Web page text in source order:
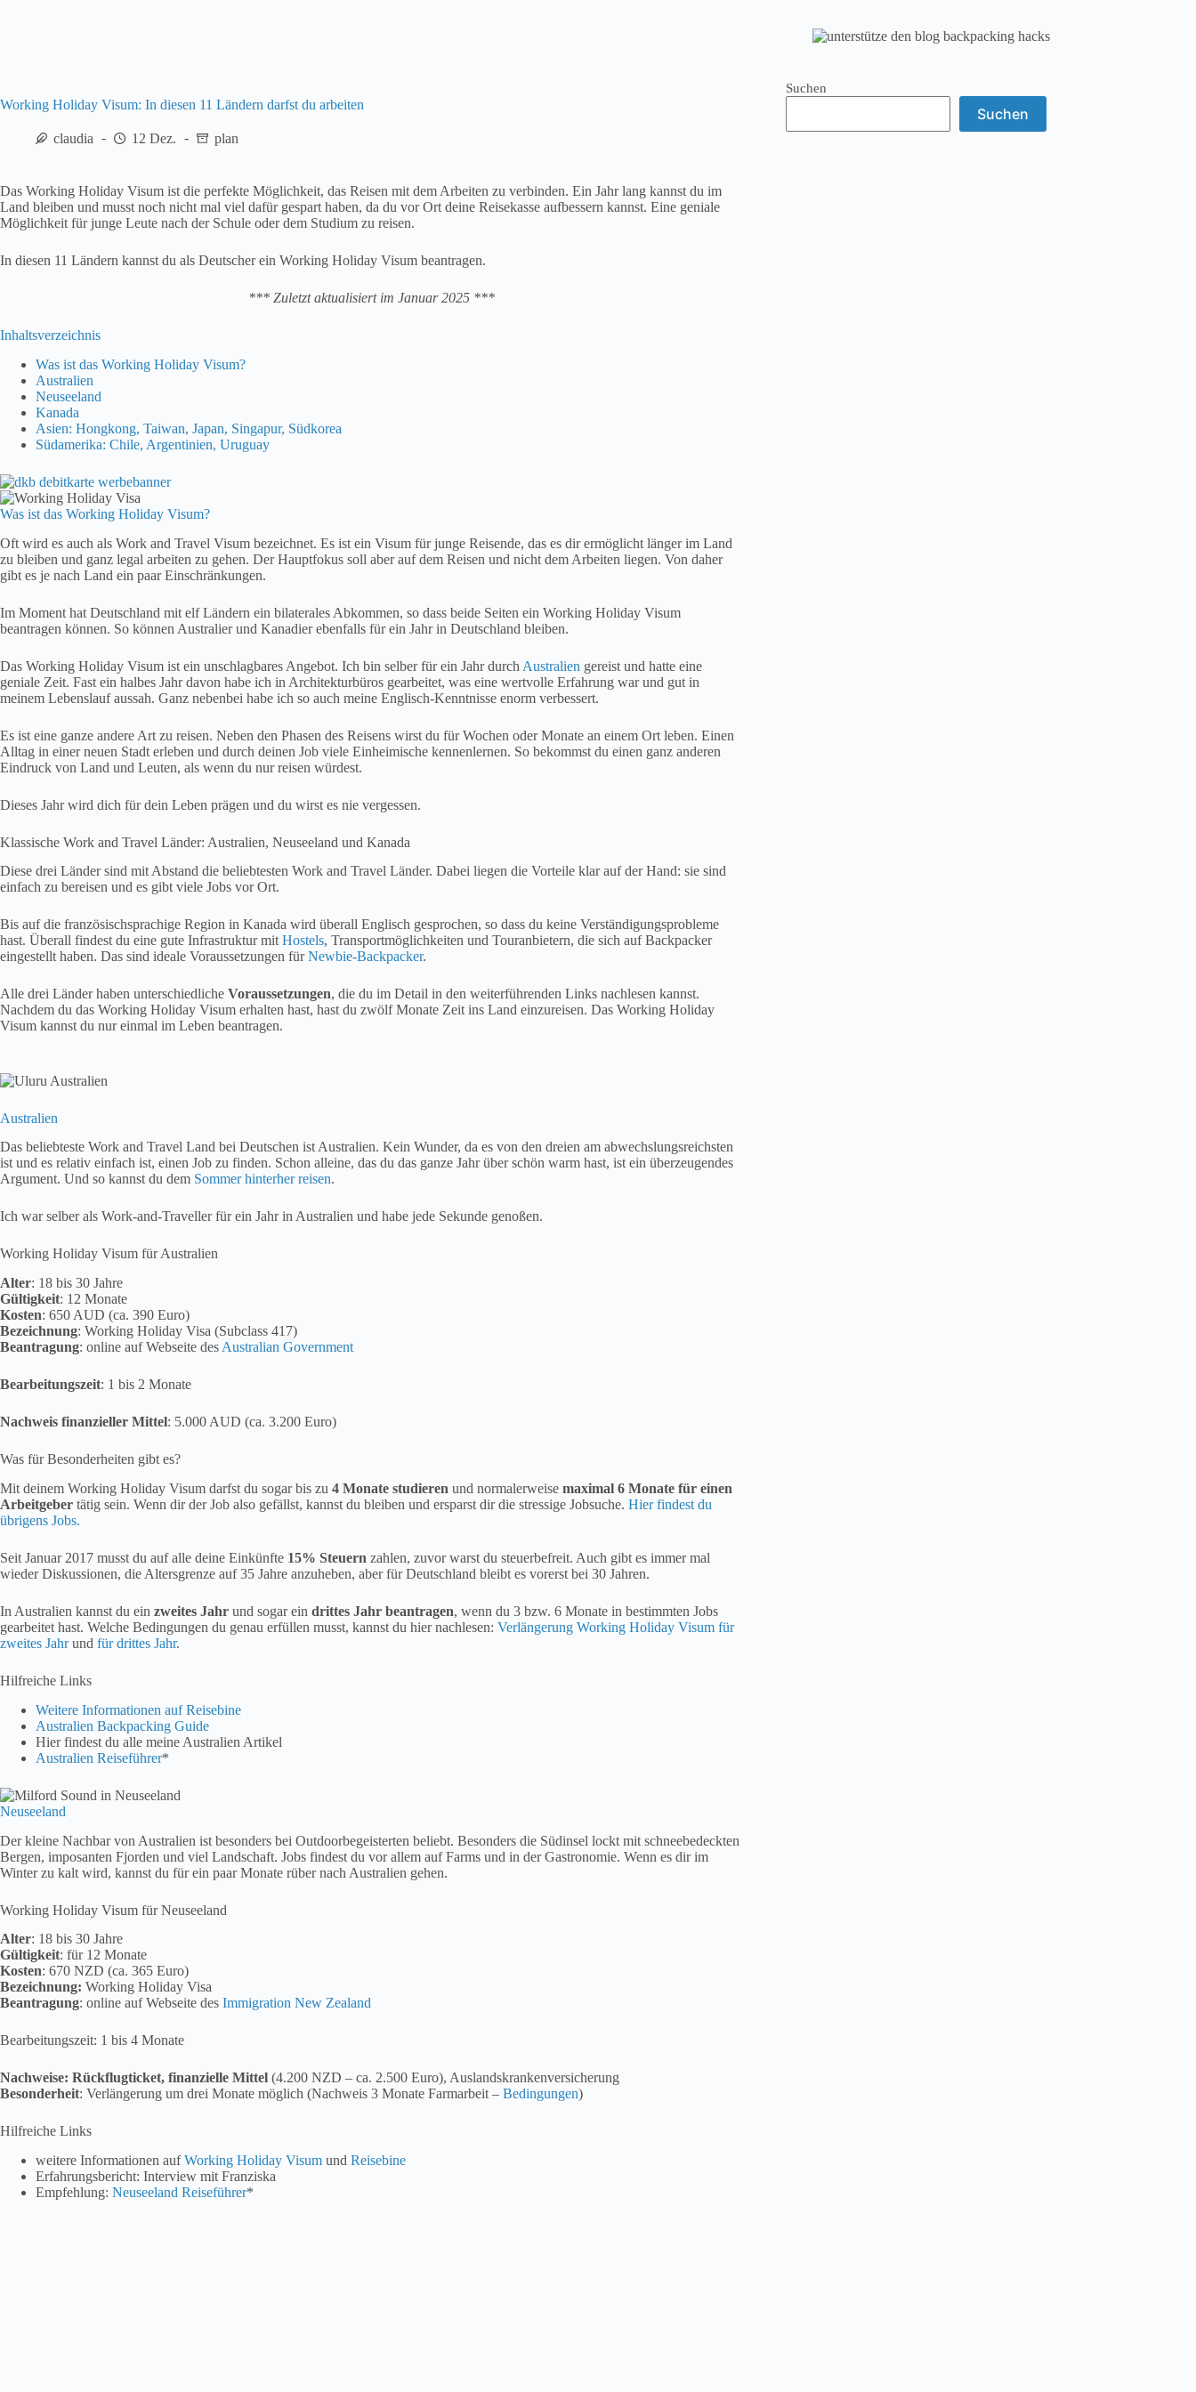
Working Holiday Visum: In diesen 11 Ländern darfst du arbeiten
claudia 12 Dez. plan
Das Working Holiday Visum ist die perfekte Möglichkeit, das Reisen mit dem Arbeiten zu verbinden. Ein Jahr lang kannst du im
Land bleiben und musst noch nicht mal viel dafür gespart haben, da du vor Ort deine Reisekasse aufbessern kannst. Eine geniale
Möglichkeit für junge Leute nach der Schule oder dem Studium zu reisen.
In diesen 11 Ländern kannst du als Deutscher ein Working Holiday Visum beantragen.
*** Zuletzt aktualisiert im Januar 2025 ***
Inhaltsverzeichnis
Was ist das Working Holiday Visum?
Australien
Neuseeland
Kanada
Asien: Hongkong, Taiwan, Japan, Singapur, Südkorea
Südamerika: Chile, Argentinien, Uruguay
Was ist das Working Holiday Visum?
Oft wird es auch als Work and Travel Visum bezeichnet. Es ist ein Visum für junge Reisende, das es dir ermöglicht länger im Land
zu bleiben und ganz legal arbeiten zu gehen. Der Hauptfokus soll aber auf dem Reisen und nicht dem Arbeiten liegen. Von daher
gibt es je nach Land ein paar Einschränkungen.
Im Moment hat Deutschland mit elf Ländern ein bilaterales Abkommen, so dass beide Seiten ein Working Holiday Visum
beantragen können. So können Australier und Kanadier ebenfalls für ein Jahr in Deutschland bleiben.
Das Working Holiday Visum ist ein unschlagbares Angebot. Ich bin selber für ein Jahr durch Australien gereist und hatte eine
geniale Zeit. Fast ein halbes Jahr davon habe ich in Architekturbüros gearbeitet, was eine wertvolle Erfahrung war und gut in
meinem Lebenslauf aussah. Ganz nebenbei habe ich so auch meine Englisch-Kenntnisse enorm verbessert.
Es ist eine ganze andere Art zu reisen. Neben den Phasen des Reisens wirst du für Wochen oder Monate an einem Ort leben. Einen
Alltag in einer neuen Stadt erleben und durch deinen Job viele Einheimische kennenlernen. So bekommst du einen ganz anderen
Eindruck von Land und Leuten, als wenn du nur reisen würdest.
Dieses Jahr wird dich für dein Leben prägen und du wirst es nie vergessen.
Klassische Work and Travel Länder: Australien, Neuseeland und Kanada
Diese drei Länder sind mit Abstand die beliebtesten Work and Travel Länder. Dabei liegen die Vorteile klar auf der Hand: sie sind
einfach zu bereisen und es gibt viele Jobs vor Ort.
Bis auf die französischsprachige Region in Kanada wird überall Englisch gesprochen, so dass du keine Verständigungsprobleme
hast. Überall findest du eine gute Infrastruktur mit Hostels, Transportmöglichkeiten und Touranbietern, die sich auf Backpacker
eingestellt haben. Das sind ideale Voraussetzungen fürNewbie-Backpacker.
Alle drei Länder haben unterschiedliche Voraussetzungen, die du im Detail in den weiterführenden Links nachlesen kannst.
Nachdem du das Working Holiday Visum erhalten hast, hast du zwölf Monate Zeit ins Land einzureisen. Das Working Holiday
Visum kannst du nur einmal im Leben beantragen.
Australien
Das beliebteste Work and Travel Land bei Deutschen ist Australien. Kein Wunder, da es von den dreien am abwechslungsreichsten
ist und es relativ einfach ist, einen Job zu finden. Schon alleine, das du das ganze Jahr über schön warm hast, ist ein überzeugendes
Argument. Und so kannst du dem Sommer hinterher reisen.
Ich war selber als Work-and-Traveller für ein Jahr in Australien und habe jede Sekunde genoßen.
Working Holiday Visum für Australien
Alter: 18 bis 30 Jahre
Gültigkeit: 12 Monate
Kosten: 650 AUD (ca. 390 Euro)
Bezeichnung: Working Holiday Visa (Subclass 417)
Beantragung: online auf Webseite des Australian Government
Bearbeitungszeit: 1 bis 2 Monate
Nachweis finanzieller Mittel: 5.000 AUD (ca. 3.200 Euro)
Was für Besonderheiten gibt es?
Mit deinem Working Holiday Visum darfst du sogar bis zu 4 Monate studieren und normalerweise maximal 6 Monate für einen
Arbeitgeber tätig sein. Wenn dir der Job also gefällst, kannst du bleiben und ersparst dir die stressige Jobsuche. Hier findest du
übrigens Jobs.
Seit Januar 2017 musst du auf alle deine Einkünfte 15% Steuern zahlen, zuvor warst du steuerbefreit. Auch gibt es immer mal
wieder Diskussionen, die Altersgrenze auf 35 Jahre anzuheben, aber für Deutschland bleibt es vorerst bei 30 Jahren.
In Australien kannst du ein zweites Jahr und sogar ein drittes Jahr beantragen, wenn du 3 bzw. 6 Monate in bestimmten Jobs
gearbeitet hast. Welche Bedingungen du genau erfüllen musst, kannst du hier nachlesen: Verlängerung Working Holiday Visum für
zweites Jahrund für drittes Jahr.
Hilfreiche Links
Weitere Informationen auf Reisebine
Australien Backpacking Guide
Hier findest du alle meine Australien Artikel
Australien Reiseführer*
Neuseeland
Der kleine Nachbar von Australien ist besonders bei Outdoorbegeisterten beliebt. Besonders die Südinsel lockt mit schneebedeckten
Bergen, imposanten Fjorden und viel Landschaft. Jobs findest du vor allem auf Farms und in der Gastronomie. Wenn es dir im
Winter zu kalt wird, kannst du für ein paar Monate rüber nach Australien gehen.
Working Holiday Visum für Neuseeland
Alter: 18 bis 30 Jahre
Gültigkeit: für 12 Monate
Kosten: 670 NZD (ca. 365 Euro)
Bezeichnung: Working Holiday Visa
Beantragung: online auf Webseite des Immigration New Zealand
Bearbeitungszeit: 1 bis 4 Monate
Nachweise: Rückflugticket, finanzielle Mittel (4.200 NZD – ca. 2.500 Euro), Auslandskrankenversicherung
Besonderheit: Verlängerung um drei Monate möglich (Nachweis 3 Monate Farmarbeit – Bedingungen)
Hilfreiche Links
weitere Informationen aufWorking Holiday Visum und Reisebine
Erfahrungsbericht: Interview mit Franziska
Empfehlung: Neuseeland Reiseführer*
Suchen
Suchen